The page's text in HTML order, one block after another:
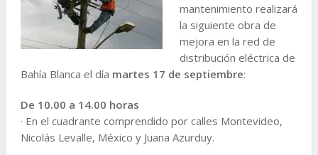
mantenimiento realizará
la siguiente obra de
mejora en la red de
distribución eléctrica de
Bahía Blanca el día martes 17 de septiembre:
De 10.00 a 14.00 horas
· En el cuadrante comprendido por calles Montevideo,
Nicolás Levalle, México y Juana Azurduy.